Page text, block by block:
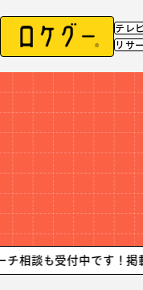
テレ
リサ
付中です！掲載数No. 1！